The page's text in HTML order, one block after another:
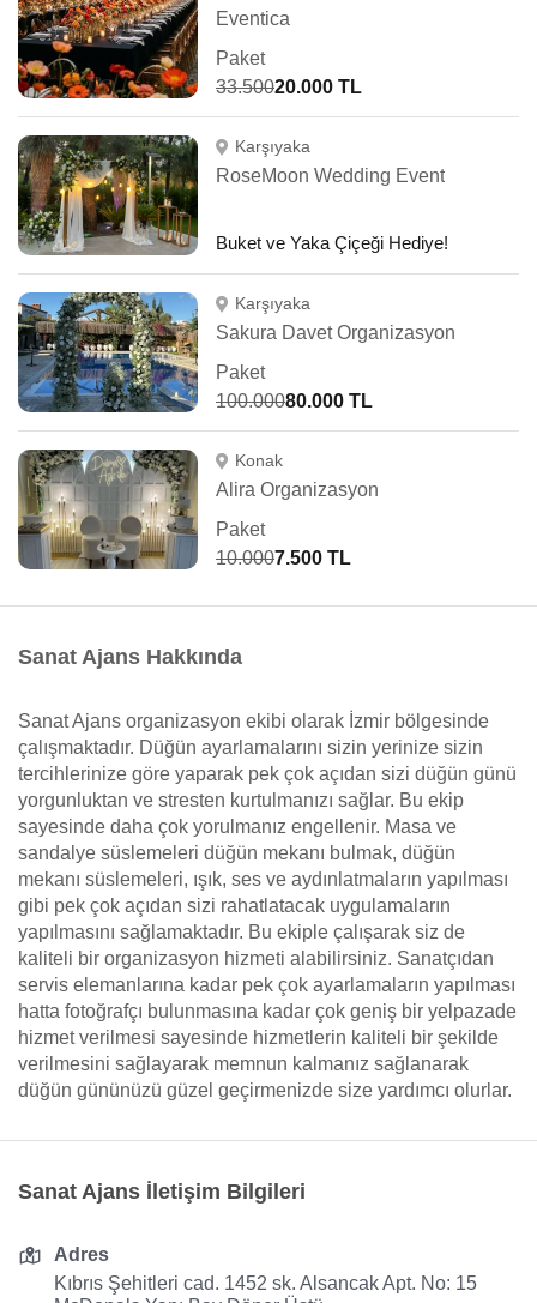
Eventica
Paket
33.50020.000 TL
Karşıyaka
RoseMoon Wedding Event
Buket ve Yaka Çiçeği Hediye!
Karşıyaka
Sakura Davet Organizasyon
Paket
100.00080.000 TL
Konak
Alira Organizasyon
Paket
10.0007.500 TL
Sanat Ajans Hakkında
Sanat Ajans organizasyon ekibi olarak İzmir bölgesinde
çalışmaktadır. Düğün ayarlamalarını sizin yerinize sizin
tercihlerinize göre yaparak pek çok açıdan sizi düğün günü
yorgunluktan ve stresten kurtulmanızı sağlar. Bu ekip
sayesinde daha çok yorulmanız engellenir. Masa ve
sandalye süslemeleri düğün mekanı bulmak, düğün
mekanı süslemeleri, ışık, ses ve aydınlatmaların yapılması
gibi pek çok açıdan sizi rahatlatacak uygulamaların
yapılmasını sağlamaktadır. Bu ekiple çalışarak siz de
kaliteli bir organizasyon hizmeti alabilirsiniz. Sanatçıdan
servis elemanlarına kadar pek çok ayarlamaların yapılması
hatta fotoğrafçı bulunmasına kadar çok geniş bir yelpazade
hizmet verilmesi sayesinde hizmetlerin kaliteli bir şekilde
verilmesini sağlayarak memnun kalmanız sağlanarak
düğün gününüzü güzel geçirmenizde size yardımcı olurlar.
Sanat Ajans İletişim Bilgileri
Adres
Kıbrıs Şehitleri cad. 1452 sk. Alsancak Apt. No: 15